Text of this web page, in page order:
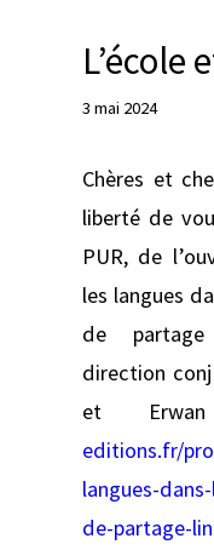
r
L’école
3 mai 2024
Chères et
liberté de
PUR, de
les langues
de
direction
et
editions.fr/
langues-
de-partage-